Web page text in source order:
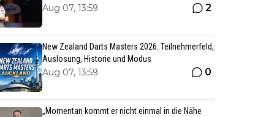
Aug 07, 13:59 2
New Zealand Darts Masters 2026: Teilnehmerfeld,
Auslosung, Historie und Modus
Aug 07, 13:59 0
„Momentan kommt er nicht einmal in die Nähe